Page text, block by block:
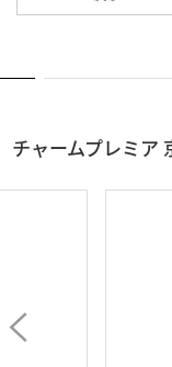
チャームプレミア